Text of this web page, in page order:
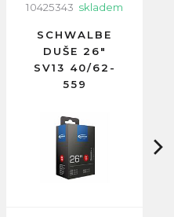
10425343 skladem
SCHWALBE
DUŠE 26"
SV13 40/62-
559
VENTILEK
40MM